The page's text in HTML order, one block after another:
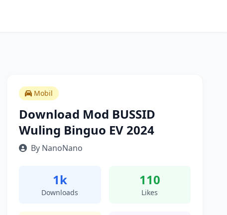
Mobil
Download Mod BUSSID
Wuling Binguo EV 2024
By NanoNano
1k
Downloads
110
Likes